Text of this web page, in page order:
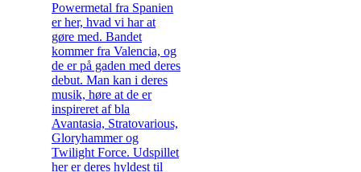
Powermetal fra Spanien
er her, hvad vi har at
gøre med. Bandet
kommer fra Valencia, og
de er på gaden med deres
debut. Man kan i deres
musik, høre at de er
inspireret af bla
Avantasia, Stratovarious,
Gloryhammer og
Twilight Force. Udspillet
her er deres hyldest til